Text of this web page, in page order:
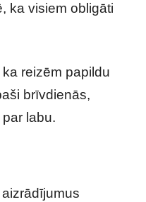
ka visiem obligāti
reizēm papildu
brīvdienās,
labu.